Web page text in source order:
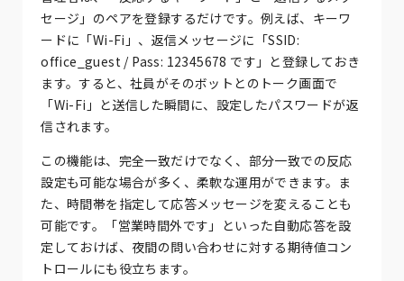
セージ」のペアを登録するだけです。例えば、キーワ
ードに「Wi-Fi」、返信メッセージに「SSID:
office_guest / Pass: 12345678 です」と登録しておき
ます。すると、社員がそのボットとのトーク画面で
「Wi-Fi」と送信した瞬間に、設定したパスワードが返
信されます。
この機能は、完全一致だけでなく、部分一致での反応
設定も可能な場合が多く、柔軟な運用ができます。ま
た、時間帯を指定して応答メッセージを変えることも
可能です。「営業時間外です」といった自動応答を設
定しておけば、夜間の問い合わせに対する期待値コン
トロールにも役立ちます。